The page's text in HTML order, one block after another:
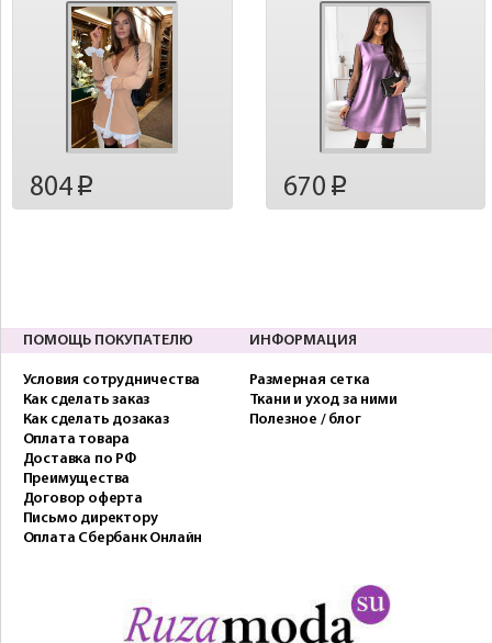
804 p 670 p
ПОМОЩЬ ПОКУПАТЕЛЮ
Условия сотрудничества
Как сделать заказ
Как сделать дозаказ
Оплата товара
Доставка по РФ
Преимущества
Договор оферта
Письмо директору
Оплата Сбербанк Онлайн
ИНФОРМАЦИЯ
Размерная сетка
Ткани и уход за ними
Полезное / блог